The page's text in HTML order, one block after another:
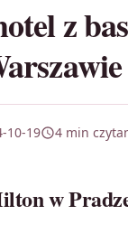
z
10-19 4 min
w